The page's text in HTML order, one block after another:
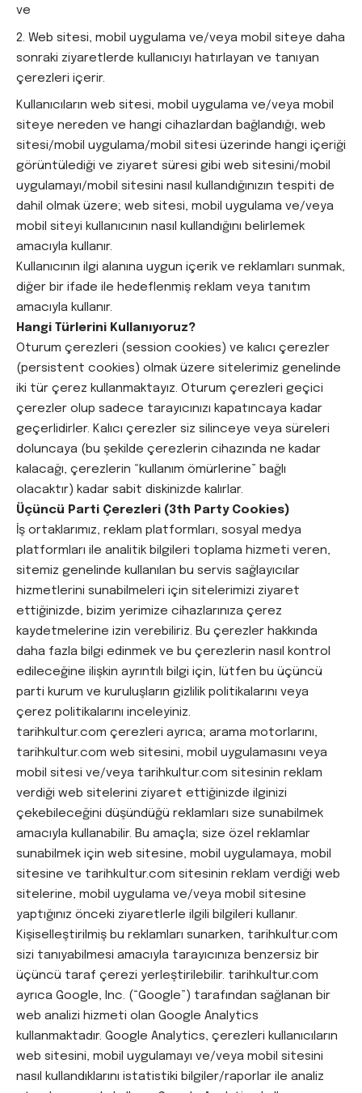
ve
Web sitesi, mobil uygulama ve/veya mobil siteye daha
sonraki ziyaretlerde kullanıcıyı hatırlayan ve tanıyan
çerezleri içerir.
Kullanıcıların web sitesi, mobil uygulama ve/veya mobil
siteye nereden ve hangi cihazlardan bağlandığı, web
sitesi/mobil uygulama/mobil sitesi üzerinde hangi içeriği
görüntülediği ve ziyaret süresi gibi web sitesini/mobil
uygulamayı/mobil sitesini nasıl kullandığınızın tespiti de
dahil olmak üzere; web sitesi, mobil uygulama ve/veya
mobil siteyi kullanıcının nasıl kullandığını belirlemek
amacıyla kullanır.
Kullanıcının ilgi alanına uygun içerik ve reklamları sunmak,
diğer bir ifade ile hedeflenmiş reklam veya tanıtım
amacıyla kullanır.
Hangi Türlerini Kullanıyoruz?
Oturum çerezleri (session cookies) ve kalıcı çerezler
(persistent cookies) olmak üzere sitelerimiz genelinde
iki tür çerez kullanmaktayız. Oturum çerezleri geçici
çerezler olup sadece tarayıcınızı kapatıncaya kadar
geçerlidirler. Kalıcı çerezler siz silinceye veya süreleri
doluncaya (bu şekilde çerezlerin cihazında ne kadar
kalacağı, çerezlerin “kullanım ömürlerine” bağlı
olacaktır) kadar sabit diskinizde kalırlar.
Üçüncü Parti Çerezleri (3th Party Cookies)
İş ortaklarımız, reklam platformları, sosyal medya
platformları ile analitik bilgileri toplama hizmeti veren,
sitemiz genelinde kullanılan bu servis sağlayıcılar
hizmetlerini sunabilmeleri için sitelerimizi ziyaret
ettiğinizde, bizim yerimize cihazlarınıza çerez
kaydetmelerine izin verebiliriz. Bu çerezler hakkında
daha fazla bilgi edinmek ve bu çerezlerin nasıl kontrol
edileceğine ilişkin ayrıntılı bilgi için, lütfen bu üçüncü
parti kurum ve kuruluşların gizlilik politikalarını veya
çerez politikalarını inceleyiniz.
tarihkultur.com çerezleri ayrıca; arama motorlarını,
tarihkultur.com web sitesini, mobil uygulamasını veya
mobil sitesi ve/veya tarihkultur.com sitesinin reklam
verdiği web sitelerini ziyaret ettiğinizde ilginizi
çekebileceğini düşündüğü reklamları size sunabilmek
amacıyla kullanabilir. Bu amaçla; size özel reklamlar
sunabilmek için web sitesine, mobil uygulamaya, mobil
sitesine ve tarihkultur.com sitesinin reklam verdiği web
sitelerine, mobil uygulama ve/veya mobil sitesine
yaptığınız önceki ziyaretlerle ilgili bilgileri kullanır.
Kişiselleştirilmiş bu reklamları sunarken, tarihkultur.com
sizi tanıyabilmesi amacıyla tarayıcınıza benzersiz bir
üçüncü taraf çerezi yerleştirilebilir. tarihkultur.com
ayrıca Google, Inc. (“Google”) tarafından sağlanan bir
web analizi hizmeti olan Google Analytics
kullanmaktadır. Google Analytics, çerezleri kullanıcıların
web sitesini, mobil uygulamayı ve/veya mobil sitesini
nasıl kullandıklarını istatistiki bilgiler/raporlar ile analiz